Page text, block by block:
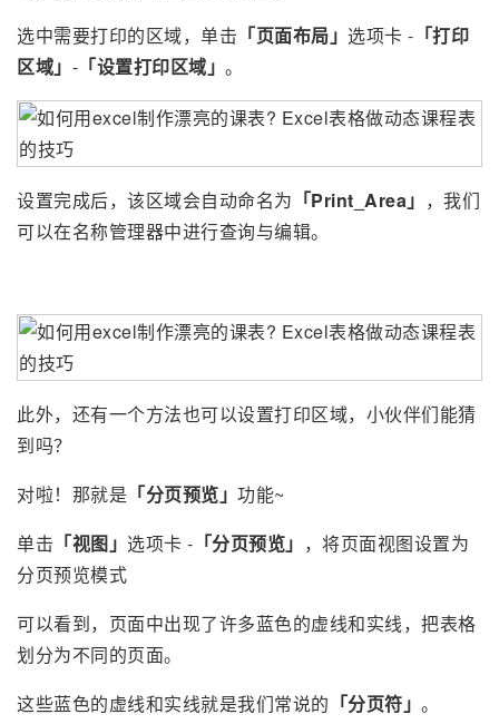
选中需要打印的区域，单击 「页面布局」 选项卡 - 「打印
区域」 - 「设置打印区域」 。
设置完成后，该区域会自动命名为 「Print_Area」 ，我们
可以在名称管理器中进行查询与编辑。
此外，还有一个方法也可以设置打印区域，小伙伴们能猜
到吗？
对啦！那就是 「分页预览」 功能~
单击 「视图」 选项卡 - 「分页预览」 ，将页面视图设置为
分页预览模式
可以看到，页面中出现了许多蓝色的虚线和实线，把表格
划分为不同的页面。
这些蓝色的虚线和实线就是我们常说的 「分页符」 。